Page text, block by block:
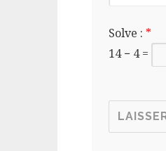
Solve : *
14 − 4 =